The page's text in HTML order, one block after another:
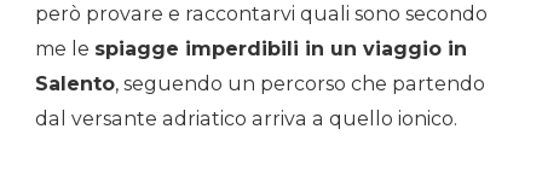
però provare e raccontarvi quali sono secondo
me le spiagge imperdibili in un viaggio in
Salento, seguendo un percorso che partendo
dal versante adriatico arriva a quello ionico.